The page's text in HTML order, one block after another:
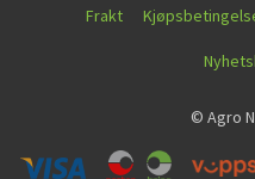
Frakt
© Agro